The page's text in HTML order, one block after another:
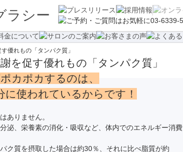
優れもの「タンパク質」
を促す優れもの「タンパク質」
カポカするのは、
使われているからです！
ありません。
泌、栄養素の消化・吸収など、体内でのエネルギー消費
ク質を摂取した場合は約30％、それに比べ脂質が約